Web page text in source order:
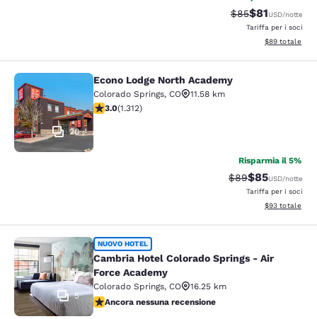
Tariffa di
$85Tariffa
$81USD/notte
Tariffa per i soci
Visualizza i
$89 totale
Econo Lodge North Academy
20
Econo Lodge North Academy
Colorado Springs, CO
11.58 km
Valutazione di 3.04 stelle. Discreto. 1312 recensioni
3.0(1.312)
Risparmia il 5%
Tariffa di
$89Tariffa
$85USD/notte
Tariffa per i soci
Visualizza i
$93 totale
Cambria Hotel Colorado Springs -
5
NUOVO HOTEL
Cambria Hotel Colorado Springs - Air
Force Academy
Colorado Springs, CO
16.25 km
Ancora nessuna recensione
Ancora nessuna recensione